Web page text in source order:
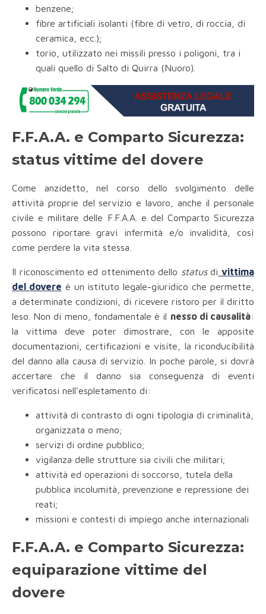
benzene;
fibre artificiali isolanti (fibre di vetro, di roccia, di
ceramica, ecc.);
torio, utilizzato nei missili presso i poligoni, tra i
quali quello di Salto di Quirra (Nuoro).
F.F.A.A. e Comparto Sicurezza:
status vittime del dovere
Come anzidetto, nel corso dello svolgimento delle
attività proprie del servizio e lavoro, anche il personale
civile e militare delle F.F.A.A. e del Comparto Sicurezza
possono riportare gravi infermità e/o invalidità, così
come perdere la vita stessa.
Il riconoscimento ed ottenimento dello statusdi vittima
del dovere è un istituto legale-giuridico che permette,
a determinate condizioni, di ricevere ristoro per il diritto
leso. Non di meno, fondamentale è il nesso di causalità:
la vittima deve poter dimostrare, con le apposite
documentazioni, certificazioni e visite, la riconducibilità
del danno alla causa di servizio. In poche parole, si dovrà
accertare che il danno sia conseguenza di eventi
verificatosi nell’espletamento di:
attività di contrasto di ogni tipologia di criminalità,
organizzata o meno;
servizi di ordine pubblico;
vigilanza delle strutture sia civili che militari;
attività ed operazioni di soccorso, tutela della
pubblica incolumità, prevenzione e repressione dei
reati;
missioni e contesti di impiego anche internazionali
F.F.A.A. e Comparto Sicurezza:
equiparazione vittime del
dovere